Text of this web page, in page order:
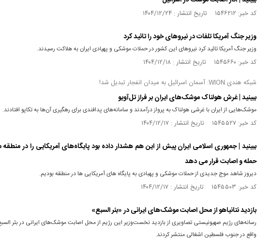
کد خبر: ۱۵۴۶۲۱۲ تاریخ انتشار : ۱۴۰۴/۱۲/۲۴
وزیر جنگ آمریکا تلفات در نیرو‌های خود را تائید کرد
وزیر جنگ آمریکا تائید کرد نیرو‌های این کشور در حملات موشکی و پهپادی ایران به هلاکت رسیدند.
کد خبر: ۱۵۴۵۶۶۰ تاریخ انتشار : ۱۴۰۴/۱۲/۱۸
شبکه هندی WION: آسمان اسرائیل به میدان انفجار تبدیل شد!
ببینید | غرش هولناک موشک‌های ایران بر فراز تل‌آویو
موشک‌هایی از ایران با غرشی هولناک به پرواز درآمدند و سامانه‌های پدافندی برای رهگیری آن‌ها به تکاپو افتادند.
کد خبر: ۱۵۴۵۵۲۷ تاریخ انتشار : ۱۴۰۴/۱۲/۱۷
ببینید | جمهوری اسلامی ایران پیش از این هم هشدار داده بود پایگاه‌های آمریکایی را در منطقه
حمله و اصابت قرار می دهد
دیروز شاهد موج جدیدی از حملات موشکی و پهبادی به پایگاه های آمریکایی ها در منطقه بودیم.
کد خبر: ۱۵۴۵۵۰۳ تاریخ انتشار : ۱۴۰۴/۱۲/۱۷
بازدید نتانیاهو از محل اصابت موشک‌های ایرانی در «بئر السبع»
رسانه‌های رژیم صهیونیستی تصاویری از بازدید نخست‌وزیر این رژیم از محل اصابت موشک‌های ایرانی در بئر
واقع در جنوب فلسطین اشغالی منتشر کردند.